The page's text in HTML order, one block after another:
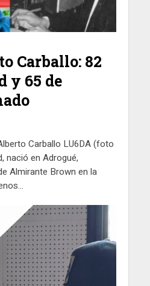
Carballo: 82
y 65 de
Carballo LU6DA (foto
nació en Adrogué,
Almirante Brown en la